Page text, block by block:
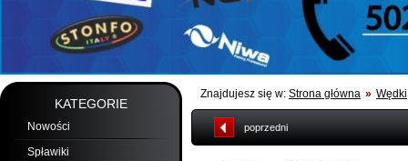
KATEGORIE
Nowości
Spławiki
Znajdujesz się w: Strona główna » Wędki
poprzedni